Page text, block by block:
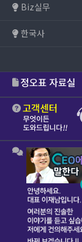
Biz실무
한국사